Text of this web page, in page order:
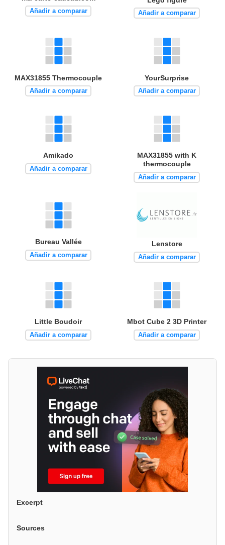
Añadir a comparar Añadir a comparar
MAX31855 Thermocouple
Añadir a comparar
YourSurprise
Añadir a comparar
Amikado
Añadir a comparar
MAX31855 with K
thermocouple
Añadir a comparar
Bureau Vallée
Añadir a comparar
Lenstore
Añadir a comparar
Little Boudoir
Añadir a comparar
Mbot Cube 2 3D Printer
Añadir a comparar
Excerpt
Sources